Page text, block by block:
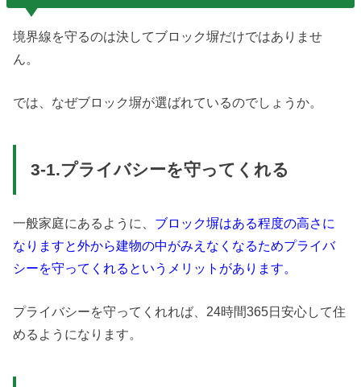
境界線を守るのは決してブロック塀だけではありませ
ん。
では、なぜブロック塀が選ばれているのでしょうか。
3-1.プライバシーを守ってくれる
一般家庭にあるように、 ブロック塀はある程度の高さに
なりますと外から建物の中がみえなくなるためプライバ
シーを守ってくれるというメリットがあります。
プライバシーを守ってくれれば、24時間365日安心して住
めるようになります。